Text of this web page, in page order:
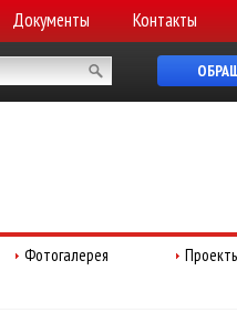
Документы Контакты
Фотогалерея